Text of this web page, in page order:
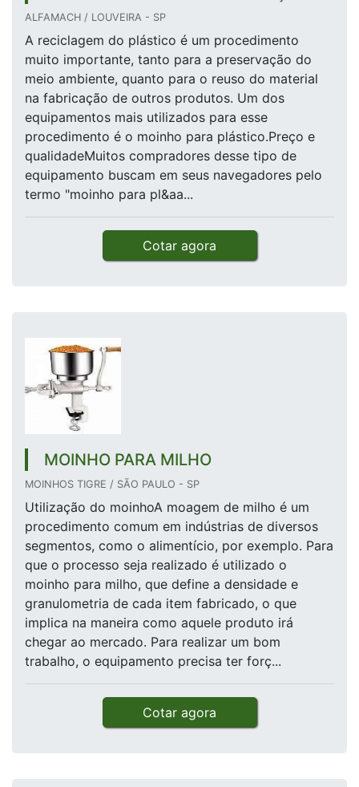
ALFAMACH / LOUVEIRA - SP
A reciclagem do plástico é um procedimento
muito importante, tanto para a preservação do
meio ambiente, quanto para o reuso do material
na fabricação de outros produtos. Um dos
equipamentos mais utilizados para esse
procedimento é o moinho para plástico.Preço e
qualidadeMuitos compradores desse tipo de
equipamento buscam em seus navegadores pelo
termo "moinho para pl&aa...
Cotar agora
MOINHO PARA MILHO
MOINHOS TIGRE / SÃO PAULO - SP
Utilização do moinhoA moagem de milho é um
procedimento comum em indústrias de diversos
segmentos, como o alimentício, por exemplo. Para
que o processo seja realizado é utilizado o
moinho para milho, que define a densidade e
granulometria de cada item fabricado, o que
implica na maneira como aquele produto irá
chegar ao mercado. Para realizar um bom
trabalho, o equipamento precisa ter forç...
Cotar agora